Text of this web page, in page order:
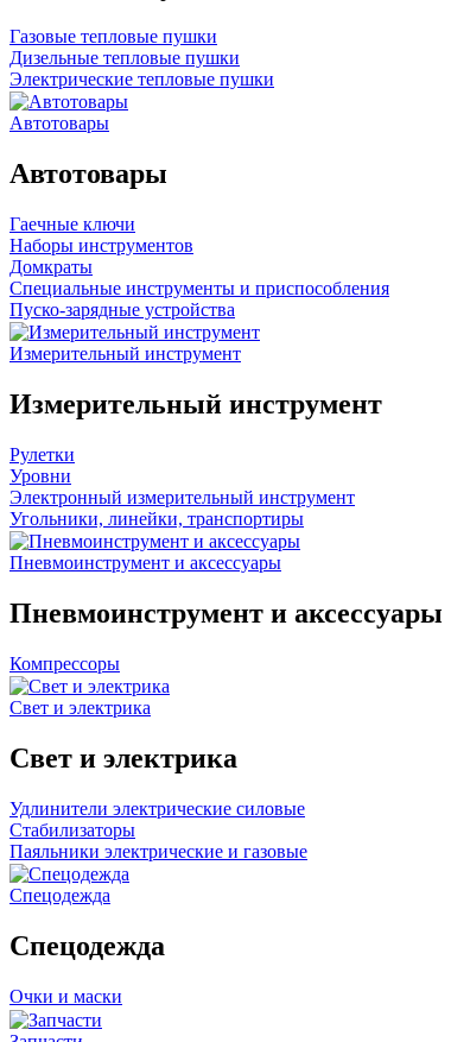
Газовые тепловые пушки
Дизельные тепловые пушки
Электрические тепловые пушки
Автотовары
Автотовары
Гаечные ключи
Наборы инструментов
Домкраты
Специальные инструменты и приспособления
Пуско-зарядные устройства
Измерительный инструмент
Измерительный инструмент
Рулетки
Уровни
Электронный измерительный инструмент
Угольники, линейки, транспортиры
Пневмоинструмент и аксессуары
Пневмоинструмент и аксессуары
Компрессоры
Свет и электрика
Свет и электрика
Удлинители электрические силовые
Стабилизаторы
Паяльники электрические и газовые
Спецодежда
Спецодежда
Очки и маски